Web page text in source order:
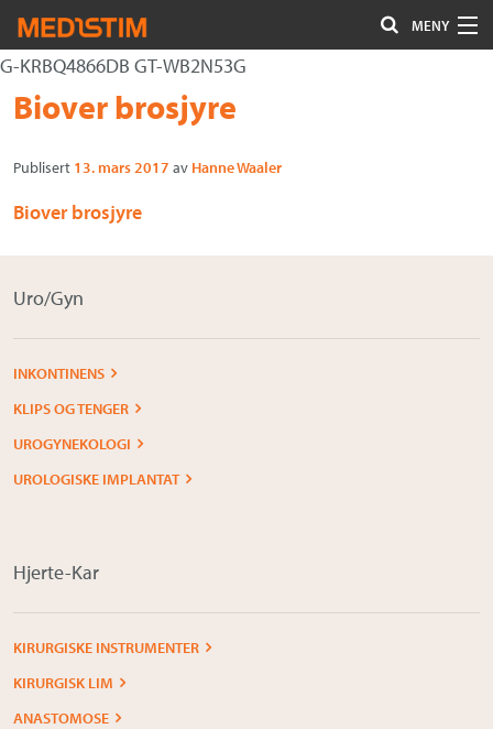
G-KRBQ4866DB GT-WB2N53G
MENY
Hjerte-Kar
Nevrokirurgi
Uro/Gyn
Gastro
Kompresjon / Arr
Gå
innholdet
Forstørre
Biover brosjyre
Publisert 13. mars 2017 av Hanne Waaler
Biover brosjyre
Uro/Gyn
INKONTINENS
KLIPS OG TENGER
UROGYNEKOLOGI
UROLOGISKE IMPLANTAT
Hjerte-Kar
KIRURGISKE INSTRUMENTER
KIRURGISK LIM
ANASTOMOSE